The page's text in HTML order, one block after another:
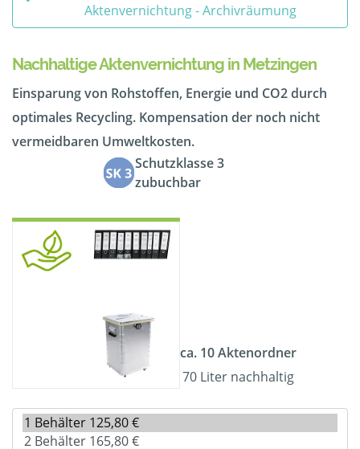
Aktenvernichtung - Archivräumung
Nachhaltige Aktenvernichtung in Metzingen
Einsparung von Rohstoffen, Energie und CO2 durch
optimales Recycling. Kompensation der noch nicht
vermeidbaren Umweltkosten.
Schutzklasse 3
zubuchbar
ca. 10 Aktenordner
70 Liter nachhaltig